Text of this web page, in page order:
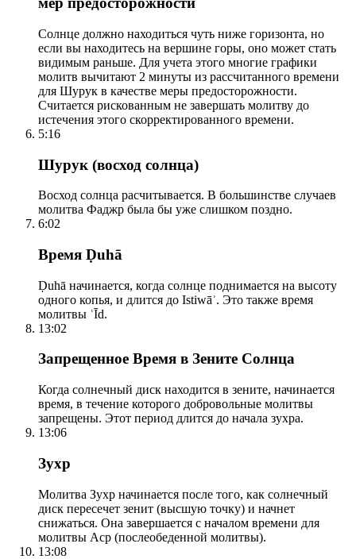
Солнце должно находиться чуть ниже горизонта, но
если вы находитесь на вершине горы, оно может стать
видимым раньше. Для учета этого многие графики
молитв вычитают 2 минуты из рассчитанного времени
для Шурук в качестве меры предосторожности.
Считается рискованным не завершать молитву до
истечения этого скорректированного времени.
5:16
Шурук (восход солнца)
Восход солнца расчитывается. В большинстве случаев
молитва Фаджр была бы уже слишком поздно.
6:02
Время Ḍuhā
Ḍuhā начинается, когда солнце поднимается на высоту
одного копья, и длится до Istiwāʾ. Это также время
молитвы ʿĪd.
13:02
Запрещенное Время в Зените Солнца
Когда солнечный диск находится в зените, начинается
время, в течение которого добровольные молитвы
запрещены. Этот период длится до начала зухра.
13:06
Зухр
Молитва Зухр начинается после того, как солнечный
диск пересечет зенит (высшую точку) и начнет
снижаться. Она завершается с началом времени для
молитвы Аср (послеобеденной молитвы).
13:08